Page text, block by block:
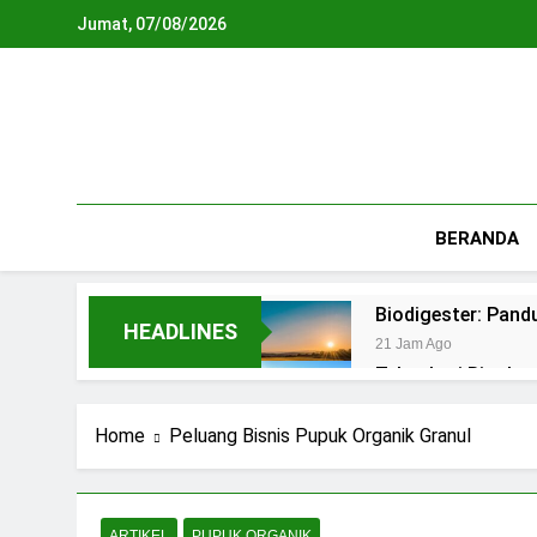
Jumat, 07/08/2026
BERANDA
HEADLINES
Biodigester:
21 Jam Ago
Teknologi
REPLIKASI
Waste To Energy:
Home Peluang Bisnis Pupuk Organik Granul